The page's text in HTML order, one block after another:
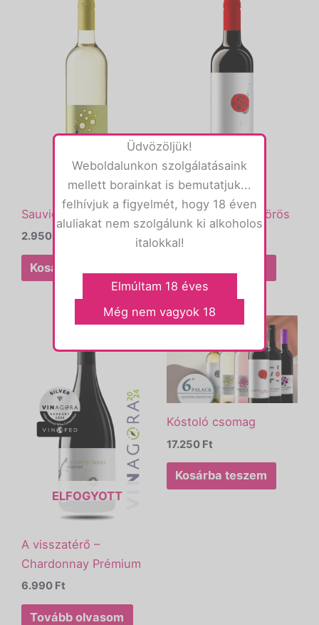
Sauvignon Blanc
2.950
Kosárba teszem
A Csudabogár – vörös
2.950
ELFOGYOTT
A visszatérő –
Chardonnay Prémium
6.990 Ft
Tovább olvasom
Kóstoló csomag
17.250 Ft
Kosárba teszem
Üdvözöljük!
Weboldalunkon szolgálatásaink
mellett borainkat is bemutatjuk...
felhívjuk a figyelmét, hogy 18 éven
aluliakat nem szolgálunk ki alkoholos
italokkal!